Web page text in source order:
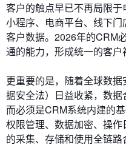
客户的触点早已不再局限于
小程序、电商平台、线下
客户数据。2026年的CRM
通的能力，形成统一的客户
更重要的是，随着全球数
据安全法）日益收紧，数据
而必须是CRM系统内建的
权限管理、数据加密、操
的采集、存储和使用全链路